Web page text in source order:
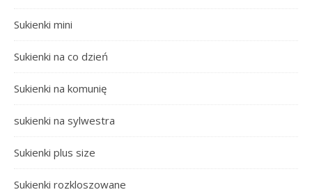
Sukienki mini
Sukienki na co dzień
Sukienki na komunię
sukienki na sylwestra
Sukienki plus size
Sukienki rozkloszowane